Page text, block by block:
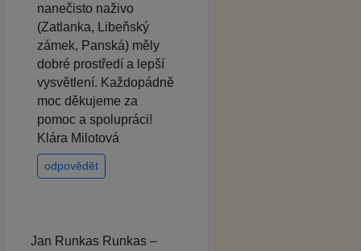
nanečisto naživo
(Zatlanka, Libeňský
zámek, Panská) měly
dobré prostředí a lepší
vysvětlení. Každopádně
moc děkujeme za
pomoc a spolupráci!
Klára Milotová
odpovědět
Jan Runkas Runkas –